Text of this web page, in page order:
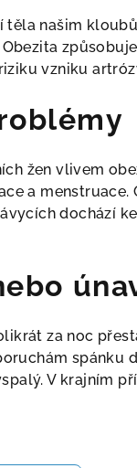
těla našim
vzniku
žen vlivem
a menstruace.
dochází
za noc
spánku
V krajním